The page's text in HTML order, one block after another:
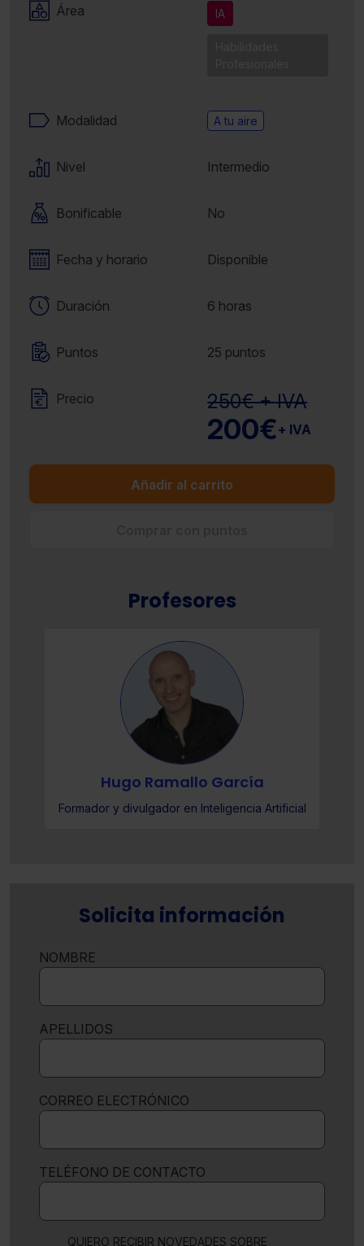
Área IA
Modalidad A tu aire
Nivel Intermedio
Bonificable No
Fecha y horario Disponible
Duración 6 horas
Puntos 25 puntos
Precio 250€ + IVA
200€+ IVA
Añadir al carrito
Profesores
Hugo Ramallo García
Formador y divulgador en Inteligencia Artificial
Solicita información
NOMBRE
APELLIDOS
CORREO ELECTRÓNICO
TELÉFONO DE CONTACTO
QUIERO RECIBIR NOVEDADES SOBRE